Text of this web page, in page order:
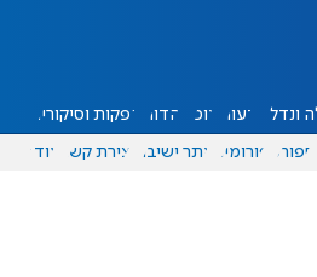
ונדל"ן דעות אוכל יהדות הפקות וסיקורים
ספורט פורומים אתר ישיבה יצירת קשר עוד